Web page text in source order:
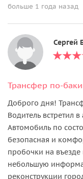
больше 1 года назад
Сергей
Доброго дня!
Водитель встретил
Автомобиль по
безопасная и
пробочки на въезде
небольшую
реконструкции